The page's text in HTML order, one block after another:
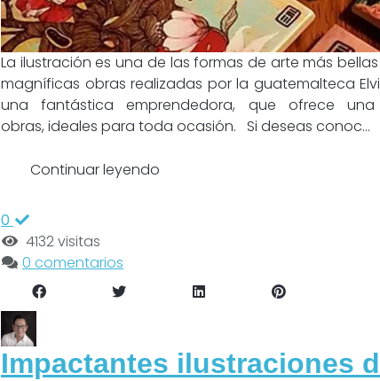
La ilustración es una de las formas de arte más
magníficas obras realizadas por la guatemalteca
una fantástica emprendedora, que ofrece
obras, ideales para toda ocasión. Si deseas conoc...
Continuar leyendo
0
4132 visitas
0 comentarios
Impactantes ilustraciones